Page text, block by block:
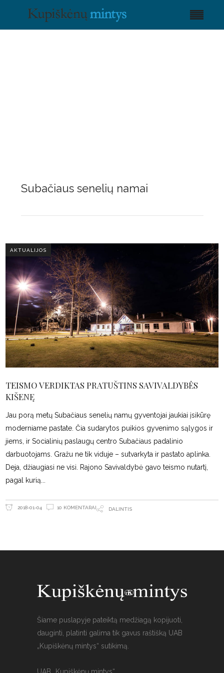
Subačiaus senelių namai
AKTUALIJOS
TEISMO VERDIKTAS PRATUŠTINS SAVIVALDYBĖS
KIŠENĘ
Jau porą metų Subačiaus senelių namų gyventojai jaukiai įsikūrę
moderniame pastate. Čia sudarytos puikios gyvenimo sąlygos ir
jiems, ir Socialinių paslaugų centro Subačiaus padalinio
darbuotojams. Gražu ne tik viduje – sutvarkyta ir pastato aplinka.
Deja, džiaugiasi ne visi. Rajono Savivaldybė gavo teismo nutartį,
pagal kurią
2018-01-04 10 KOMENTARAI DALINTIS
Šiame puslapyje pateiktą medžiagą kopijuoti,
dauginti, platinti galima tik gavus raštišką UAB
„Kupiškėnų mintys“ sutikimą.
UAB „Kupiškėnų mintys“,